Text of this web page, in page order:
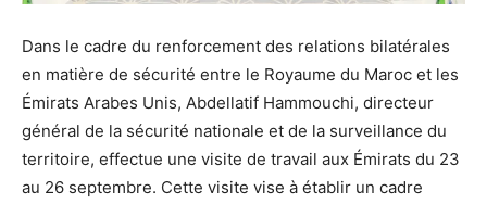
Dans le cadre du renforcement des relations bilatérales
en matière de sécurité entre le Royaume du Maroc et les
Émirats Arabes Unis, Abdellatif Hammouchi, directeur
général de la sécurité nationale et de la surveillance du
territoire, effectue une visite de travail aux Émirats du 23
au 26 septembre. Cette visite vise à établir un cadre